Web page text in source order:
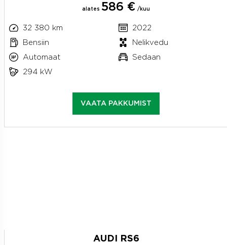
alates 586 € /kuu
32 380 km
2022
Bensiin
Nelikvedu
Automaat
Sedaan
294 kW
VAATA PAKKUMIST
AUDI RS6